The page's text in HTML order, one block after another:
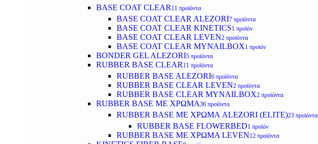
BASE COAT CLEAR 11 προϊόντα
BASE COAT CLEAR ALEZORI7 προϊόντα
BASE COAT CLEAR KINETICS1 προϊόν
BASE COAT CLEAR LEVEN2 προϊόντα
BASE COAT CLEAR MYNAILBOX1 προϊόν
BONDER GEL ALEZORI5 προϊόντα
RUBBER BASE CLEAR 11 προϊόντα
RUBBER BASE ALEZORI6 προϊόντα
RUBBER BASE CLEAR LEVEN2 προϊόντα
RUBBER BASE CLEAR MYNAILBOX2 προϊόντα
RUBBER BASE ΜΕ ΧΡΩΜΑ36 προϊόντα
RUBBER BASE ΜΕ ΧΡΩΜΑ ALEZORI (ELITE)23 προϊόντα
RUBBER BASE FLOWERBED1 προϊόν
RUBBER BASE ΜΕ ΧΡΩΜΑ LEVEN12 προϊόντα